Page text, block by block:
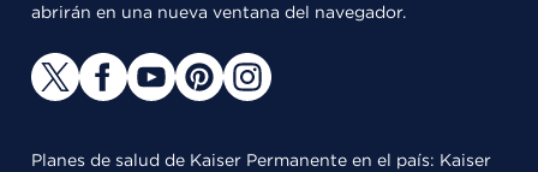
abrirán en una nueva ventana del navegador.
Planes de salud de Kaiser Permanente en el país: Kaiser